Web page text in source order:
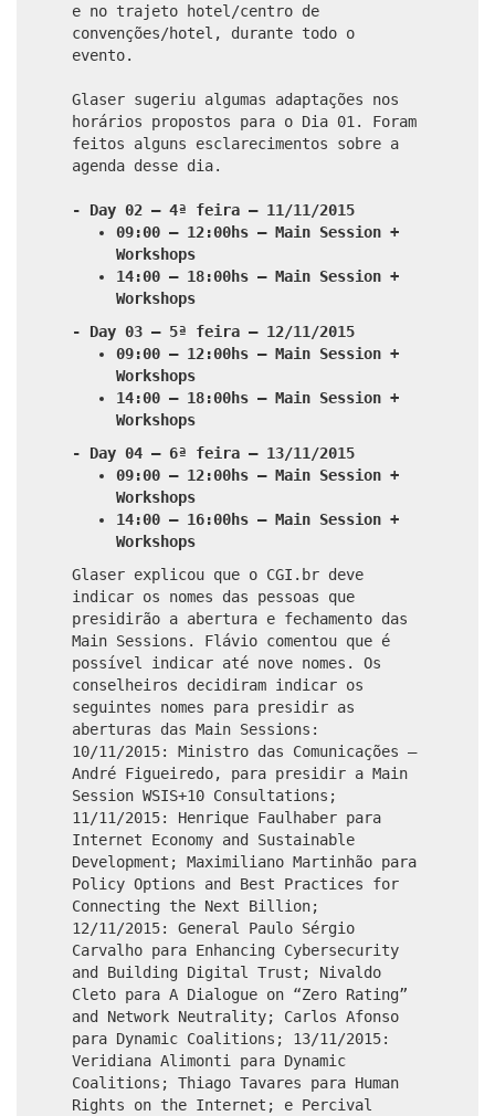
e no trajeto hotel/centro de
convenções/hotel, durante todo o
evento.
Glaser sugeriu algumas adaptações nos
horários propostos para o Dia 01. Foram
feitos alguns esclarecimentos sobre a
agenda desse dia.
- Day 02 – 4ª feira – 11/11/2015
09:00 – 12:00hs – Main Session +
Workshops
14:00 – 18:00hs – Main Session +
Workshops
- Day 03 – 5ª feira – 12/11/2015
09:00 – 12:00hs – Main Session +
Workshops
14:00 – 18:00hs – Main Session +
Workshops
- Day 04 – 6ª feira – 13/11/2015
09:00 – 12:00hs – Main Session +
Workshops
14:00 – 16:00hs – Main Session +
Workshops
Glaser explicou que o CGI.br deve
indicar os nomes das pessoas que
presidirão a abertura e fechamento das
Main Sessions. Flávio comentou que é
possível indicar até nove nomes. Os
conselheiros decidiram indicar os
seguintes nomes para presidir as
aberturas das Main Sessions:
10/11/2015: Ministro das Comunicações –
André Figueiredo, para presidir a Main
Session WSIS+10 Consultations;
11/11/2015: Henrique Faulhaber para
Internet Economy and Sustainable
Development; Maximiliano Martinhão para
Policy Options and Best Practices for
Connecting the Next Billion;
12/11/2015: General Paulo Sérgio
Carvalho para Enhancing Cybersecurity
and Building Digital Trust; Nivaldo
Cleto para A Dialogue on “Zero Rating”
and Network Neutrality; Carlos Afonso
para Dynamic Coalitions; 13/11/2015:
Veridiana Alimonti para Dynamic
Coalitions; Thiago Tavares para Human
Rights on the Internet; e Percival